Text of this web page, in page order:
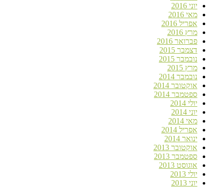
יוני 2016
מאי 2016
אפריל 2016
מרץ 2016
פברואר 2016
דצמבר 2015
נובמבר 2015
מרץ 2015
נובמבר 2014
אוקטובר 2014
ספטמבר 2014
יולי 2014
יוני 2014
מאי 2014
אפריל 2014
ינואר 2014
אוקטובר 2013
ספטמבר 2013
אוגוסט 2013
יולי 2013
יוני 2013